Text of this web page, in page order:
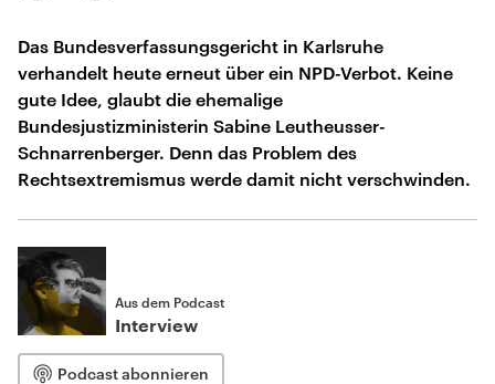
Das Bundesverfassungsgericht in Karlsruhe
verhandelt heute erneut über ein NPD-Verbot. Keine
gute Idee, glaubt die ehemalige
Bundesjustizministerin Sabine Leutheusser-
Schnarrenberger. Denn das Problem des
Rechtsextremismus werde damit nicht verschwinden.
Aus dem Podcast
Interview
Podcast abonnieren